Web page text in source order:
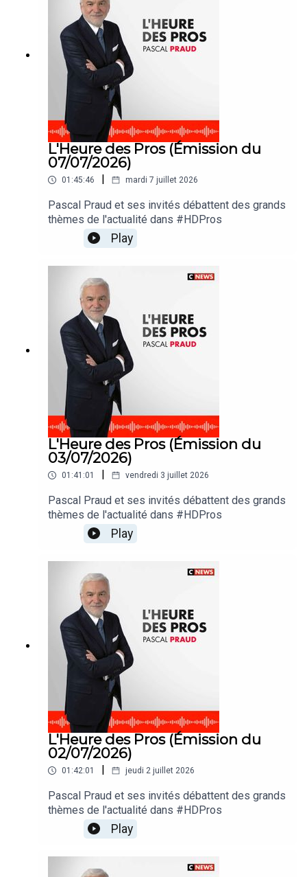
L'Heure des Pros (Émission du
07/07/2026)
01:45:46 | mardi 7 juillet 2026
Pascal Praud et ses invités débattent des grands
thèmes de l'actualité dans #HDPros
Play
L'Heure des Pros (Émission du
03/07/2026)
01:41:01 | vendredi 3 juillet 2026
Pascal Praud et ses invités débattent des grands
thèmes de l'actualité dans #HDPros
Play
L'Heure des Pros (Émission du
02/07/2026)
01:42:01 jeudi 2 juillet 2026
Pascal Praud et ses invités débattent des grands
thèmes de l'actualité dans #HDPros
Play